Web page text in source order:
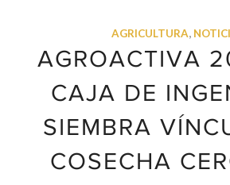
AGRICULTURA,
AGROACTIVA
CAJA DE
SIEMBRA
COSECHA